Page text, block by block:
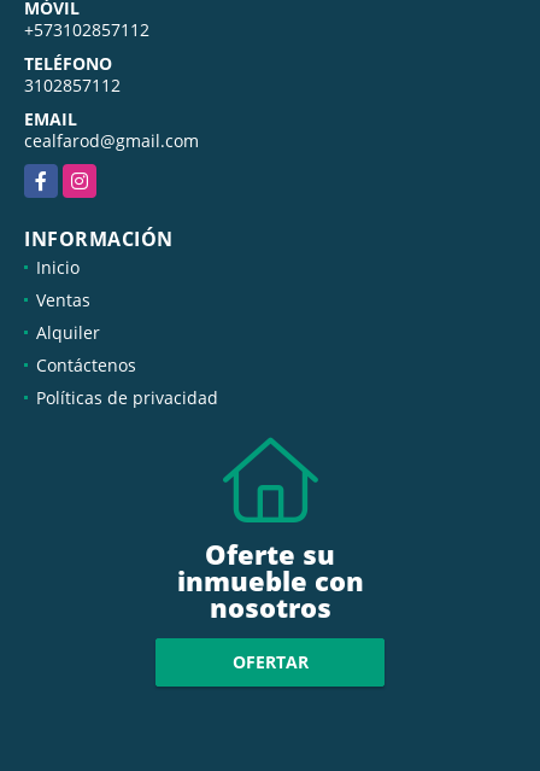
MÓVIL
+573102857112
TELÉFONO
3102857112
EMAIL
cealfarod@gmail.com
FacebookInstagram
INFORMACIÓN
Inicio
Ventas
Alquiler
Contáctenos
Políticas de privacidad
Oferte su
inmueble con
nosotros
OFERTAR